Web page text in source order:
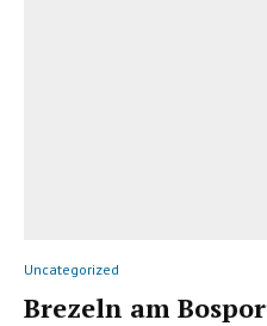
Uncategorized
Brezeln am